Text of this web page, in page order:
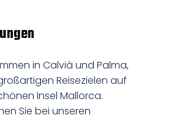
in Calvià und Palma,
Reisezielen auf
Insel Mallorca.
Sie bei unseren